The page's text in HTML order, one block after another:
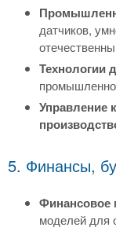
датчиков,
Технологии
Управление
5. Финансы,
Финансовое
моделей для